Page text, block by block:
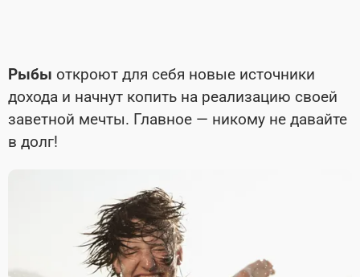
Рыбы откроют для себя новые источники
дохода и начнут копить на реализацию своей
заветной мечты. Главное — никому не давайте
в долг!